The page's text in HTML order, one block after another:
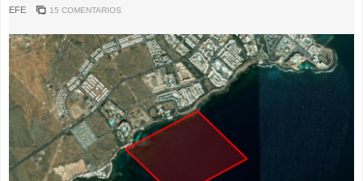
EFE 15 COMENTARIOS